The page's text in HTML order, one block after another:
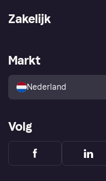
Winkeloverzicht
Kopersbescherming voor
consumenten
Zakelijk
Zakelijke login
Markt
Nederland
Volg